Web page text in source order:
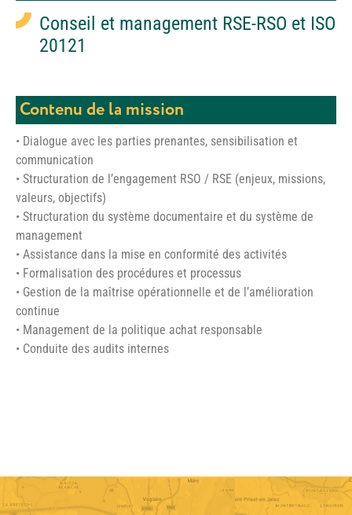
Conseil et management RSE-RSO et ISO
20121
Contenu de la mission
• Dialogue avec les parties prenantes, sensibilisation et
communication
• Structuration de l’engagement RSO / RSE (enjeux, missions,
valeurs, objectifs)
• Structuration du système documentaire et du système de
management
• Assistance dans la mise en conformité des activités
• Formalisation des procédures et processus
• Gestion de la maîtrise opérationnelle et de l’amélioration
continue
• Management de la politique achat responsable
• Conduite des audits internes